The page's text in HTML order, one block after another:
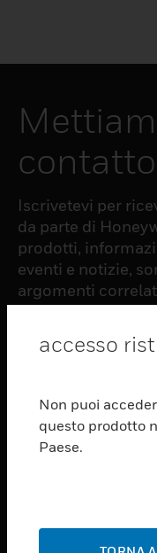
Iscrivetevi per
da parte di
prodotti,
eventi e notizie,
argomenti
PRODUCTS
toggle view
accesso
Non puoi
questo prodotto
Paese.